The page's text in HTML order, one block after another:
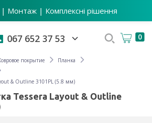
| Монтаж | Комплексні рішення
067 652 37 53 0
покрытие
Планка
& Outline 3101PL (5.8 мм)
Tessera Layout & Outline